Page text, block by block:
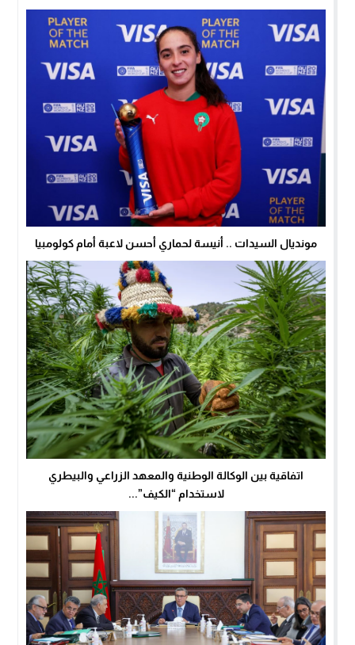
مونديال السيدات .. أنيسة لحماري أحسن لاعبة أمام كولومبيا
اتفاقية بين الوكالة الوطنية والمعهد الزراعي والبيطري
لاستخدام “الكيف”...